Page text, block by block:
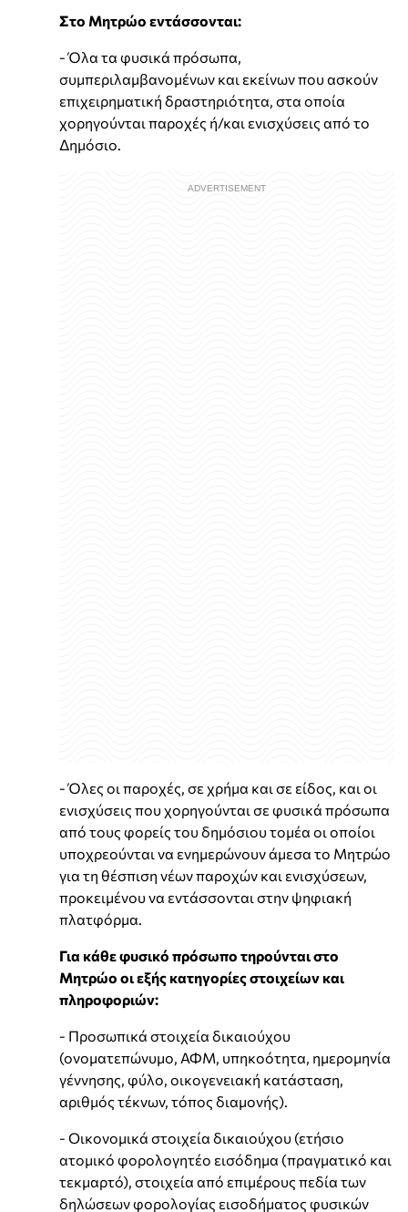
Στο Μητρώο εντάσσονται:
- Όλα τα φυσικά πρόσωπα,
συμπεριλαμβανομένων και εκείνων που ασκούν
επιχειρηματική δραστηριότητα, στα οποία
χορηγούνται παροχές ή/και ενισχύσεις από το
Δημόσιο.
- Όλες οι παροχές, σε χρήμα και σε είδος, και οι
ενισχύσεις που χορηγούνται σε φυσικά πρόσωπα
από τους φορείς του δημόσιου τομέα οι οποίοι
υποχρεούνται να ενημερώνουν άμεσα το Μητρώο
για τη θέσπιση νέων παροχών και ενισχύσεων,
προκειμένου να εντάσσονται στην ψηφιακή
πλατφόρμα.
Για κάθε φυσικό πρόσωπο τηρούνται στο
Μητρώο οι εξής κατηγορίες στοιχείων και
πληροφοριών:
- Προσωπικά στοιχεία δικαιούχου
(ονοματεπώνυμο, ΑΦΜ, υπηκοότητα, ημερομηνία
γέννησης, φύλο, οικογενειακή κατάσταση,
αριθμός τέκνων, τόπος διαμονής).
- Οικονομικά στοιχεία δικαιούχου (ετήσιο
ατομικό φορολογητέο εισόδημα (πραγματικό και
τεκμαρτό), στοιχεία από επιμέρους πεδία των
δηλώσεων φορολογίας εισοδήματος φυσικών